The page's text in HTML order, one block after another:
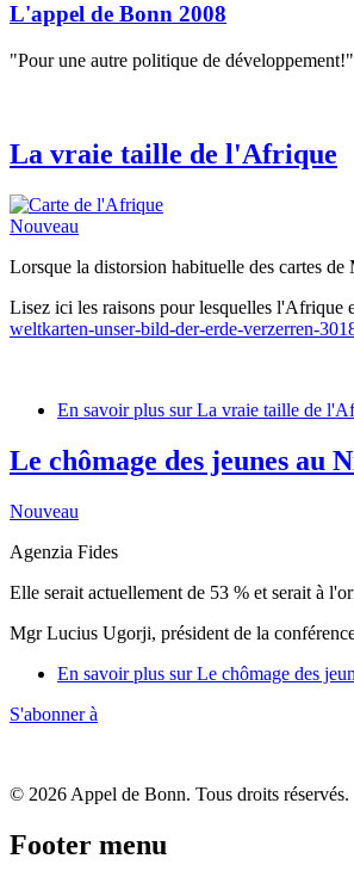
L'appel de Bonn 2008
"Pour une autre politique de développement!"
La vraie taille de l'Afrique
Nouveau
Lorsque la distorsion habituelle des cartes
Lisez ici les raisons pour lesquelles l'Afrique
weltkarten-unser-bild-der-erde-verzerren-
En savoir plus sur La vraie taille de
Le chômage des jeunes au
Nouveau
Agenzia Fides
Elle serait actuellement de 53 % et serait à
Mgr Lucius Ugorji, président de la
En savoir plus sur Le chômage des
S'abonner à
© 2026 Appel de Bonn. Tous droits réservés.
Footer menu